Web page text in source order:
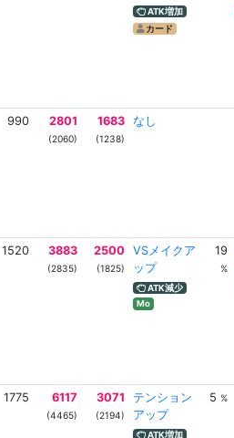
ATK増加
カード
990 2801
(2060)
1683
(1238)
なし
1520 3883
(2835)
2500
(1825)
VSメイクア
ップ
ATK減少
Mo
19
%
1775 6117
(4465)
3071
(2194)
テンション
アップ
ATK増加
5 %